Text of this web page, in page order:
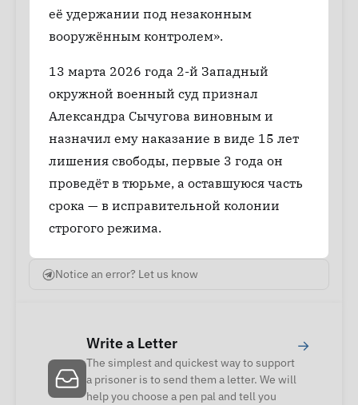
её удержании под незаконным
вооружённым контролем».
13 марта 2026 года 2-й Западный
окружной военный суд признал
Александра Сычугова виновным и
назначил ему наказание в виде 15 лет
лишения свободы, первые 3 года он
проведёт в тюрьме, а оставшуюся часть
срока — в исправительной колонии
строгого режима.
Notice an error? Let us know
Write a Letter
The simplest and quickest way to support
a prisoner is to send them a letter. We will
help you choose a pen pal and tell you
→